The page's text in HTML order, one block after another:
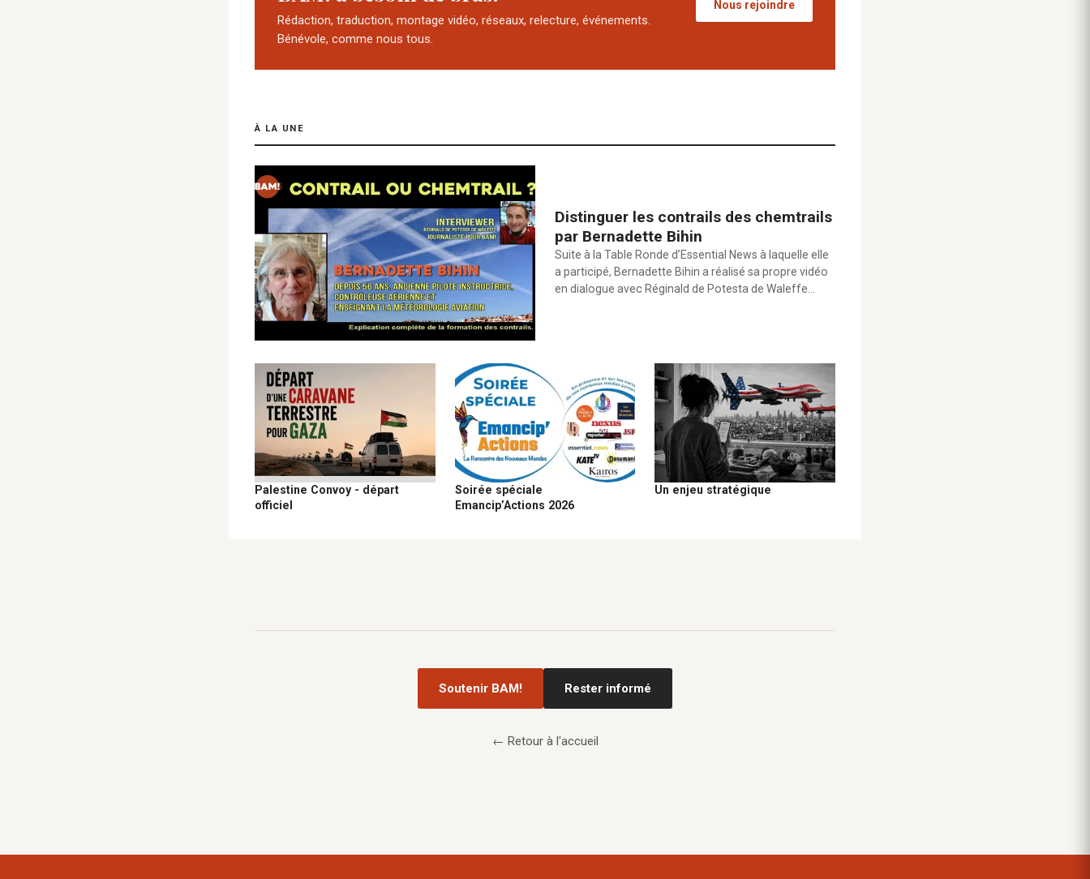
Rédaction, traduction, montage vidéo, réseaux, relecture, événements.
Bénévole, comme nous tous.
Nous rejoindre
À LA UNE
Distinguer les contrails des chemtrails
par Bernadette Bihin
Suite à la Table Ronde d’Essential News à laquelle elle
a participé, Bernadette Bihin a réalisé sa propre vidéo
en dialogue avec Réginald de Potesta de Waleffe…
Palestine Convoy - départ
officiel
Soirée spéciale
Emancip’Actions 2026
Un enjeu stratégique
Soutenir BAM! Rester informé
← Retour à l'accueil